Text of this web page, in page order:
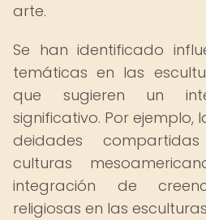
arte.
Se han identificado
temáticas en las
que sugieren un
significativo. Por ejemplo,
deidades
culturas
integración de
religiosas en las